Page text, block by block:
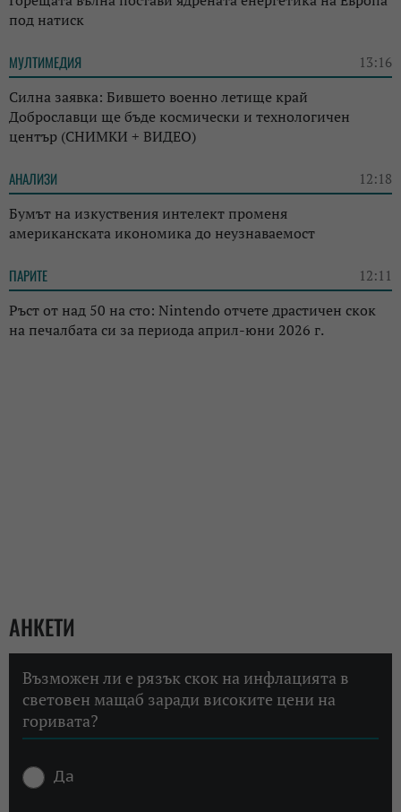
под натиск
МУЛТИМЕДИЯ 13:16
Силна заявка: Бившето военно летище край
Доброславци ще бъде космически и технологичен
център (СНИМКИ + ВИДЕО)
АНАЛИЗИ 12:18
Бумът на изкуствения интелект променя
американската икономика до неузнаваемост
ПАРИТЕ 12:11
Ръст от над 50 на сто: Nintendo отчете драстичен скок
на печалбата си за периода април-юни 2026 г.
АНКЕТИ
Възможен ли е рязък скок на инфлацията в
световен мащаб заради високите цени на
горивата?
Да